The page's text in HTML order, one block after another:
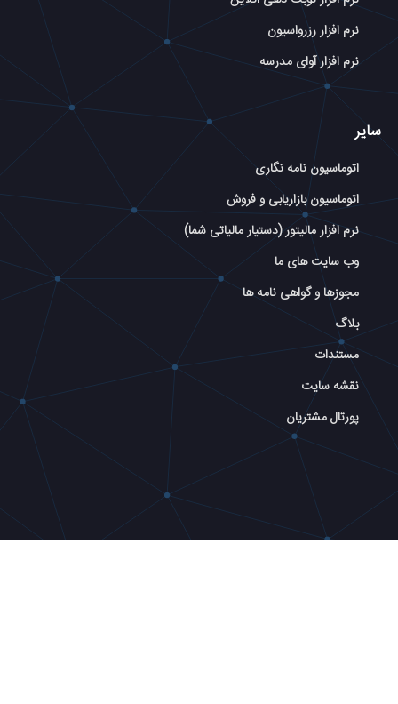
نرم افزار رزرواسیون
نرم افزار آوای مدرسه
سایر
اتوماسیون نامه نگاری
اتوماسیون بازاریابی و فروش
نرم افزار مالیتور (دستیار مالیاتی شما)
وب سایت های ما
مجوزها و گواهی نامه ها
بلاگ
مستندات
نقشه سایت
پورتال مشتریان